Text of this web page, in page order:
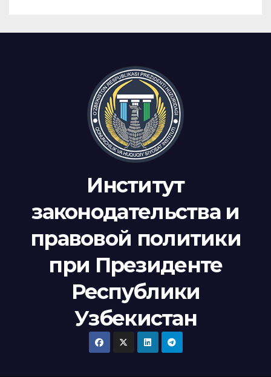
Институт
законодательства и
правовой политики
при Президенте
Республики
Узбекистан